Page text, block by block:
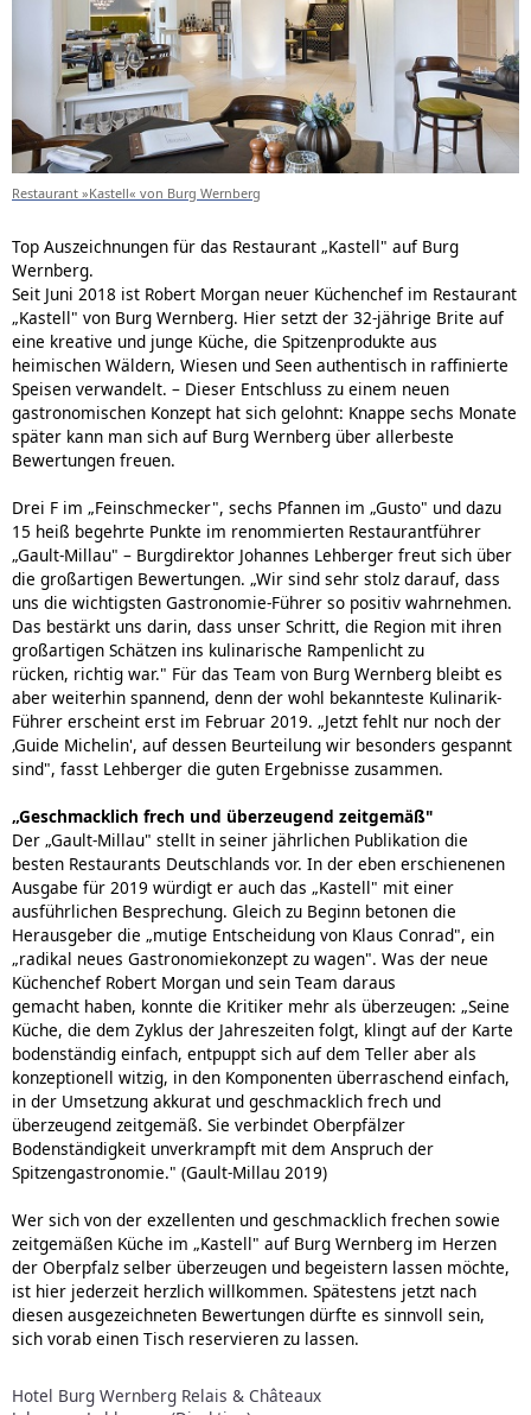
Restaurant »Kastell« von Burg Wernberg
Top Auszeichnungen für das Restaurant „Kastell" auf Burg
Wernberg.
Seit Juni 2018 ist Robert Morgan neuer Küchenchef im Restaurant
„Kastell" von Burg Wernberg. Hier setzt der 32-jährige Brite auf
eine kreative und junge Küche, die Spitzenprodukte aus
heimischen Wäldern, Wiesen und Seen authentisch in raffinierte
Speisen verwandelt. – Dieser Entschluss zu einem neuen
gastronomischen Konzept hat sich gelohnt: Knappe sechs Monate
später kann man sich auf Burg Wernberg über allerbeste
Bewertungen freuen.
Drei F im „Feinschmecker", sechs Pfannen im „Gusto" und dazu
15 heiß begehrte Punkte im renommierten Restaurantführer
„Gault-Millau" – Burgdirektor Johannes Lehberger freut sich über
die großartigen Bewertungen. „Wir sind sehr stolz darauf, dass
uns die wichtigsten Gastronomie-Führer so positiv wahrnehmen.
Das bestärkt uns darin, dass unser Schritt, die Region mit ihren
großartigen Schätzen ins kulinarische Rampenlicht zu
rücken, richtig war." Für das Team von Burg Wernberg bleibt es
aber weiterhin spannend, denn der wohl bekannteste Kulinarik-
Führer erscheint erst im Februar 2019. „Jetzt fehlt nur noch der
‚Guide Michelin', auf dessen Beurteilung wir besonders gespannt
sind", fasst Lehberger die guten Ergebnisse zusammen.
„Geschmacklich frech und überzeugend zeitgemäß"
Der „Gault-Millau" stellt in seiner jährlichen Publikation die
besten Restaurants Deutschlands vor. In der eben erschienenen
Ausgabe für 2019 würdigt er auch das „Kastell" mit einer
ausführlichen Besprechung. Gleich zu Beginn betonen die
Herausgeber die „mutige Entscheidung von Klaus Conrad", ein
„radikal neues Gastronomiekonzept zu wagen". Was der neue
Küchenchef Robert Morgan und sein Team daraus
gemacht haben, konnte die Kritiker mehr als überzeugen: „Seine
Küche, die dem Zyklus der Jahreszeiten folgt, klingt auf der Karte
bodenständig einfach, entpuppt sich auf dem Teller aber als
konzeptionell witzig, in den Komponenten überraschend einfach,
in der Umsetzung akkurat und geschmacklich frech und
überzeugend zeitgemäß. Sie verbindet Oberpfälzer
Bodenständigkeit unverkrampft mit dem Anspruch der
Spitzengastronomie." (Gault-Millau 2019)
Wer sich von der exzellenten und geschmacklich frechen sowie
zeitgemäßen Küche im „Kastell" auf Burg Wernberg im Herzen
der Oberpfalz selber überzeugen und begeistern lassen möchte,
ist hier jederzeit herzlich willkommen. Spätestens jetzt nach
diesen ausgezeichneten Bewertungen dürfte es sinnvoll sein,
sich vorab einen Tisch reservieren zu lassen.
Hotel Burg Wernberg Relais & Châteaux